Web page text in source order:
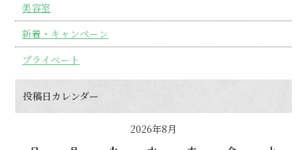
美容室
新着・キャンペーン
プライベート
投稿日カレンダー
2026年8月